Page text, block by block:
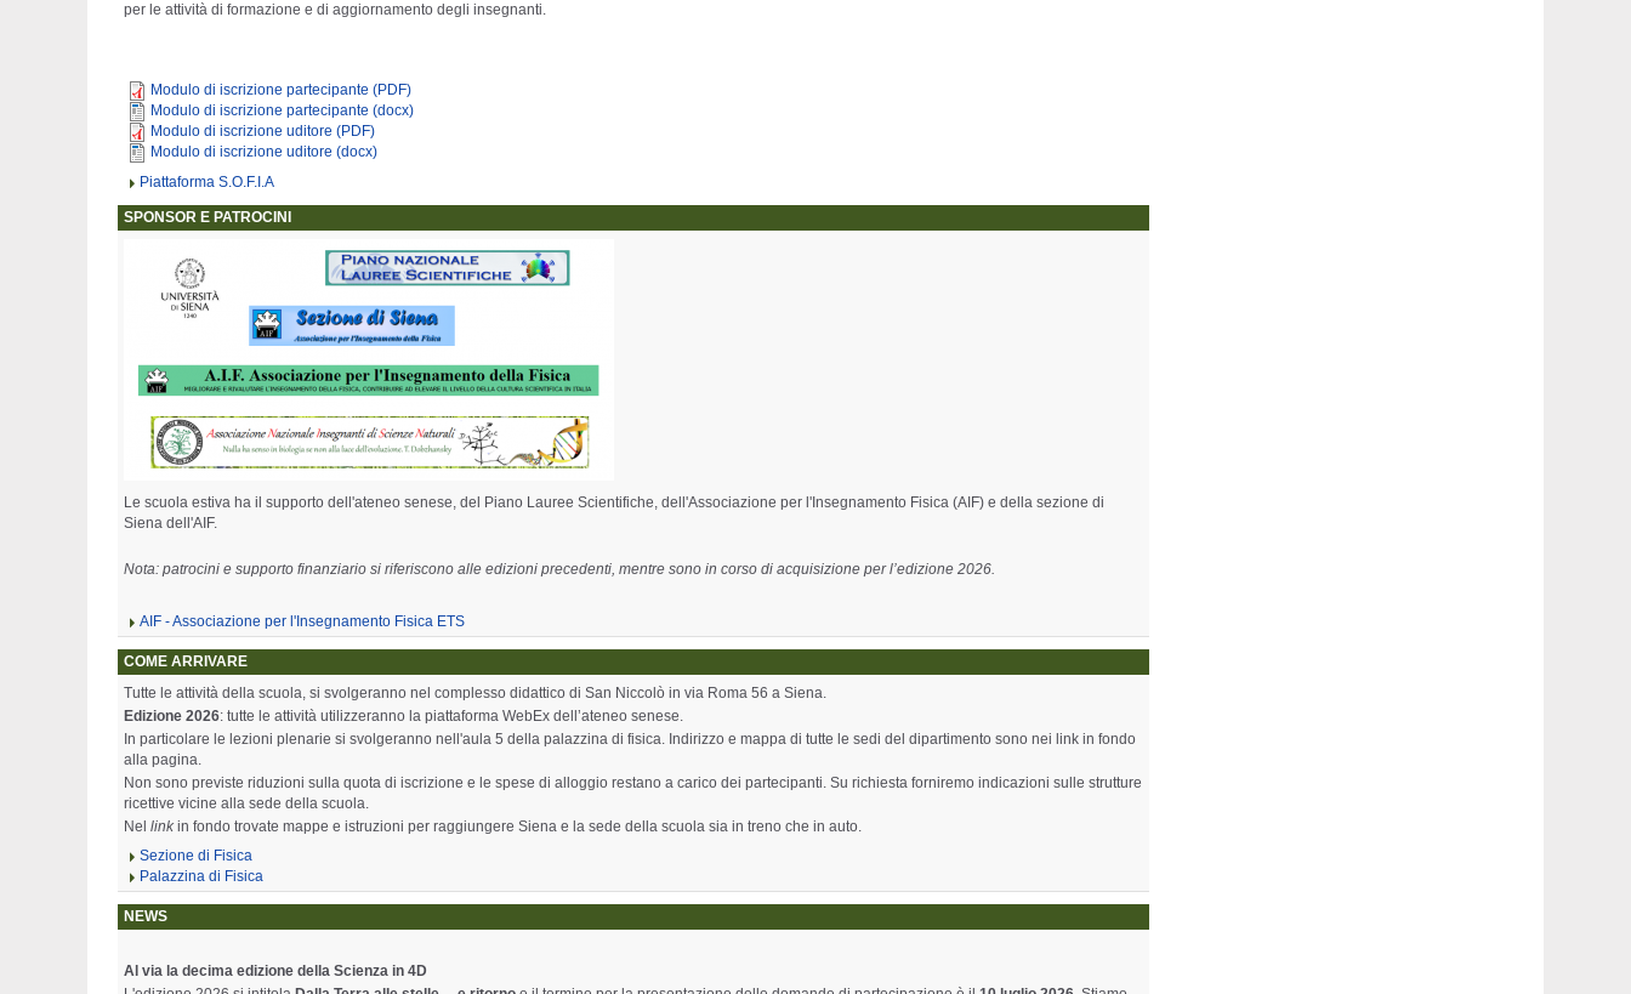
per le attività di formazione e di aggiornamento degli insegnanti.
Modulo di iscrizione partecipante (PDF)
Modulo di iscrizione partecipante (docx)
Modulo di iscrizione uditore (PDF)
Modulo di iscrizione uditore (docx)
Piattaforma S.O.F.I.A
SPONSOR E PATROCINI
Le scuola estiva ha il supporto dell'ateneo senese, del Piano Lauree Scientifiche, dell'Associazione per l'Insegnamento Fisica (AIF) e della sezione di
Siena dell'AIF.
Nota: patrocini e supporto finanziario si riferiscono alle edizioni precedenti, mentre sono in corso di acquisizione per l’edizione 2026.
AIF - Associazione per l'Insegnamento Fisica ETS
COME ARRIVARE
Tutte le attività della scuola, si svolgeranno nel complesso didattico di San Niccolò in via Roma 56 a Siena.
Edizione 2026: tutte le attività utilizzeranno la piattaforma WebEx dell’ateneo senese.
In particolare le lezioni plenarie si svolgeranno nell'aula 5 della palazzina di fisica. Indirizzo e mappa di tutte le sedi del dipartimento sono nei link in fondo
alla pagina.
Non sono previste riduzioni sulla quota di iscrizione e le spese di alloggio restano a carico dei partecipanti. Su richiesta forniremo indicazioni sulle strutture
ricettive vicine alla sede della scuola.
Nel link in fondo trovate mappe e istruzioni per raggiungere Siena e la sede della scuola sia in treno che in auto.
Sezione di Fisica
Palazzina di Fisica
NEWS
Al via la decima edizione della Scienza in 4D